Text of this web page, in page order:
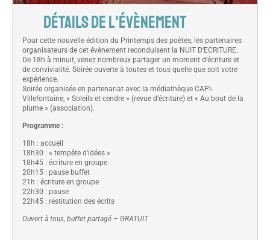
DÉTAILS DE L'ÉVÈNEMENT
Pour cette nouvelle édition du Printemps des poètes, les partenaires
organisateurs de cet évènement reconduisent la NUIT D’ECRITURE.
De 18h à minuit, venez nombreux partager un moment d’écriture et
de convivialité. Soirée ouverte à toutes et tous quelle que soit votre
expérience.
Soirée organisée en partenariat avec la médiathèque CAPI-
Villefontaine, « Soleils et cendre » (revue d’écriture) et « Au bout de la
plume » (association).
Programme :
18h : accueil
18h30 : « tempête d’idées »
18h45 : écriture en groupe
20h15 : pause buffet
21h : écriture en groupe
22h30 : pause
22h45 : restitution des écrits
Ouvert à tous, buffet partagé – GRATUIT